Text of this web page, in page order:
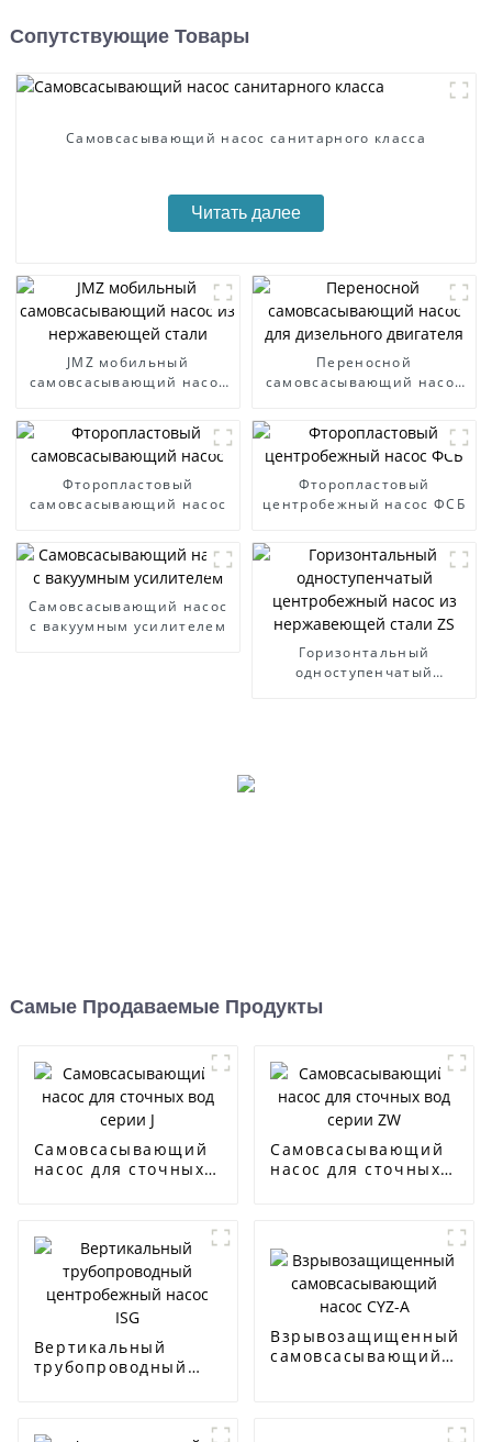
Сопутствующие Товары
Самовсасывающий насос санитарного класса
Читать далее
JMZ мобильный
самовсасывающий насос
Переносной
самовсасывающий насос
Фторопластовый
самовсасывающий насос
Фторопластовый
центробежный насос ФСБ
Самовсасывающий насос
с вакуумным усилителем
Горизонтальный
одноступенчатый
Самые Продаваемые Продукты
Самовсасывающий
насос для сточных
Самовсасывающий
насос для сточных
Вертикальный
трубопроводный
Взрывозащищенный
самовсасывающий